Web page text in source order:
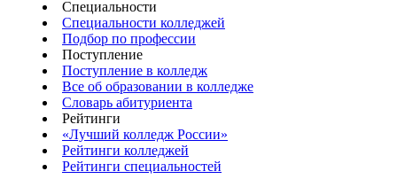
Специальности
Специальности колледжей
Подбор по профессии
Поступление
Поступление в колледж
Все об образовании в колледже
Словарь абитуриента
Рейтинги
«Лучший колледж России»
Рейтинги колледжей
Рейтинги специальностей